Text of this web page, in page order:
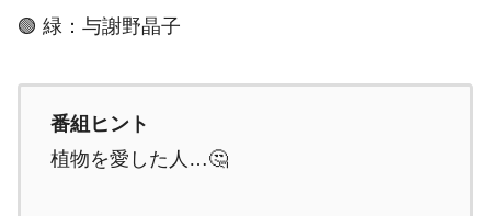
🟢 緑：与謝野晶子
番組ヒント
植物を愛した人…🤔